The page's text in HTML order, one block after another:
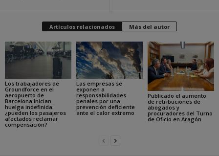
Artículos relacionados Más del autor
Los trabajadores de
Groundforce en el
aeropuerto de
Barcelona inician
huelga indefinida:
¿pueden los pasajeros
afectados reclamar
compensación?
Las empresas se
exponen a
responsabilidades
penales por una
prevención deficiente
ante el calor extremo
Publicado el aumento
de retribuciones de
abogados y
procuradores del Turno
de Oficio en Aragón